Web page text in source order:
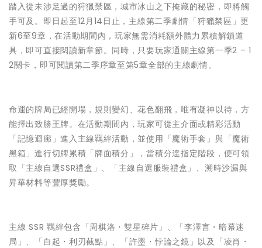
踏入從未涉足過的狩獵禁區，城市冰山之下掩藏的秘密，即將觸
手可及。即日起至12月14日止，主線第二季劇情「狩獵禁區」更
新6至9章，在活動期間內，玩家無需消耗額外體力累積解鎖道
具，即可直接閱讀新章節。同時，只要玩家通關主線第一季2 – 1
2關卡，即可閱讀第二季序章至第5章全部的主線劇情。
命運的牌局已經開場，規則變幻、花色翻飛，唯有凝神以待，方
能擇出致勝王牌。在活動期間內，玩家可從主介面或精彩活動
「記憶迴廊」進入主線羈絆活動，並使用「魔術手套」與「魔術
黑箱」進行切牌累積「牌面積分」，當積分達指定階段，便可領
取「主線自選SSR禮盒」、「主線自選服裝禮盒」、溯時沙漏與
昇華材料等豐厚獎勵。
主線 SSR 羈絆包含「周棋洛・雙星碎片」、「李澤言・暗幕迷
局」、「白起・利刃截點」、「許墨・悖論之鏡」以及「凌肖・